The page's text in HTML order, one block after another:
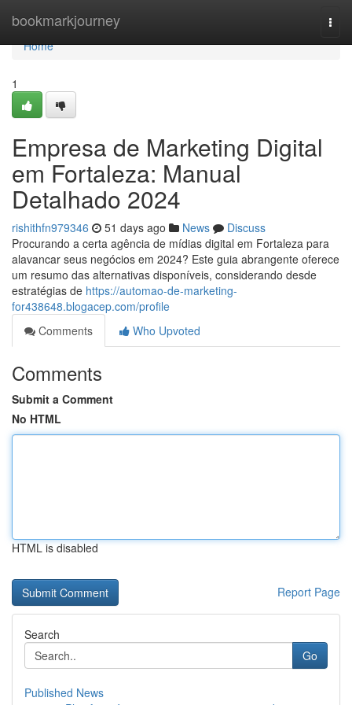
bookmarkjourney
Home
Home
1
Empresa de Marketing Digital
em Fortaleza: Manual
Detalhado 2024
rishithfn979346 51 days ago News
Discuss
Procurando a certa agência de mídias digital em Fortaleza para
alavancar seus negócios em 2024? Este guia abrangente oferece
um resumo das alternativas disponíveis, considerando desde
estratégias de https://automao-de-marketing-
for438648.blogacep.com/profile
Comments
Who Upvoted
Comments
Submit a Comment
No HTML
HTML is disabled
Report Page
Search
Go
Published News